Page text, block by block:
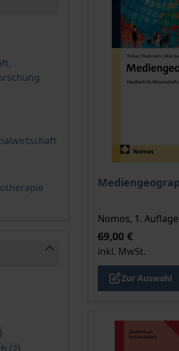
Produkte
Produkte
Produkte
Produkte
Produkte
Produkte
Produkte
Produkte
verfügbare Produkte
)
verfügbare Produkte
Der Preis dieses
Nomos, 1.
69,00 €
inkl. MwSt.
Zur Auswahl